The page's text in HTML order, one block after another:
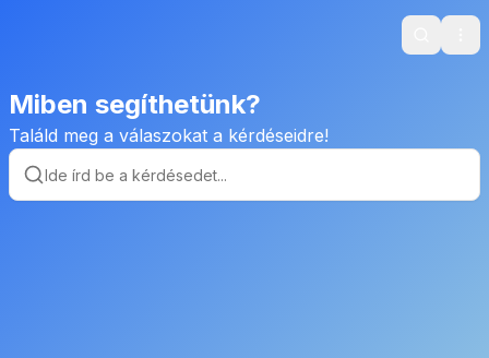
Search
Miben segíthetünk?
Találd meg a válaszokat a kérdéseidre!